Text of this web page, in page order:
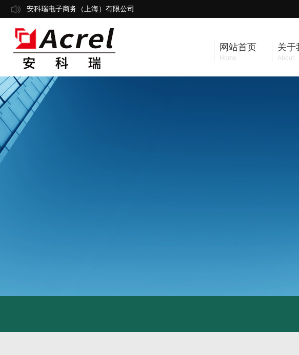
安科瑞电子商务（上海）有限公司
网站首页
Home
关于
About